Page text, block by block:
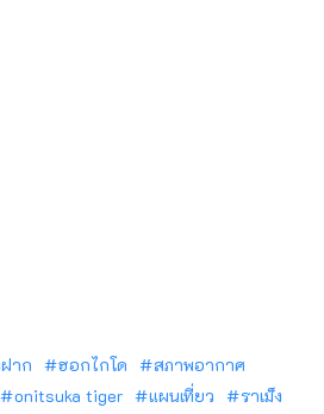
าก ฮอกไกโด
สภาพอากาศ
onitsuka tiger แผนเที่ยว
ราเม็ง